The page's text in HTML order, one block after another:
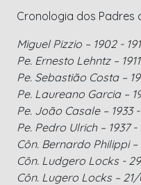
Cronologia dos Padres
Miguel Pizzio – 1902 -
Pe. Ernesto Lehntz –
Pe. Sebastião Costa –
Pe. Laureano Garcia –
Pe. João Casale – 1933 -
Pe. Pedro Ulrich – 1937 -
Côn. Bernardo Philippi –
Côn. Ludgero Locks -
Côn. Lugero Locks –